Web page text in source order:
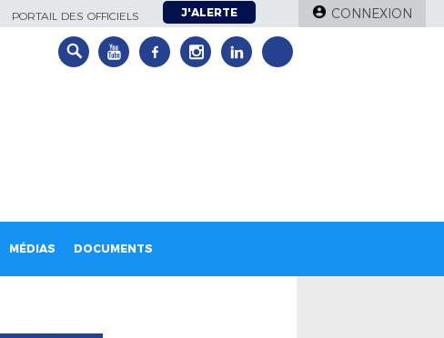
PORTAIL DES OFFICIELS J'ALERTE CONNEXION
MÉDIAS DOCUMENTS